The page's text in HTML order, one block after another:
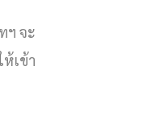
ฯ จะ
เข้า